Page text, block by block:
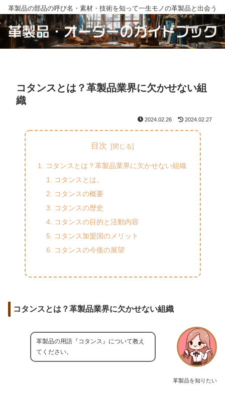
革製品の部品の呼び名・素材・技術を知って一生モノの革製品と出会う
コタンスとは？革製品業界に欠かせない組
織
2024.02.26 2024.02.27
目次
コタンスとは？革製品業界に欠かせない組織
コタンスとは。
コタンスの概要
コタンスの歴史
コタンスの目的と活動内容
コタンス加盟国のメリット
コタンスの今後の展望
コタンスとは？革製品業界に欠かせない組織
革製品を知りたい
革製品の用語『コタンス』について教え
てください。